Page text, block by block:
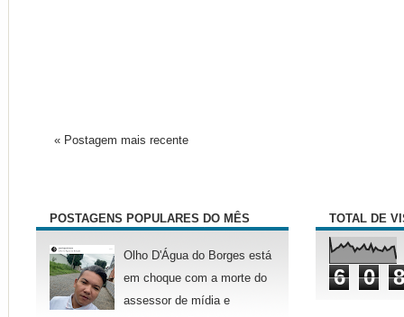
« Postagem mais recente
POSTAGENS POPULARES DO MÊS
Olho D'Água do Borges está
em choque com a morte do
assessor de mídia e
TOTAL DE
6 0 8